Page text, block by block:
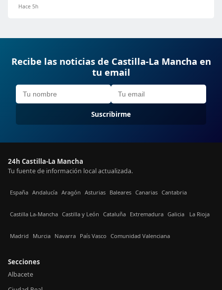
Hace 5h
Recibe las noticias de Castilla-La Mancha en
tu email
Suscribirme
24h Castilla-La Mancha
Tu fuente de información local actualizada.
España Andalucía Aragón Asturias Baleares Canarias Cantabria
Castilla La-Mancha Castilla y León Cataluña Extremadura Galicia La Rioja
Madrid Murcia Navarra País Vasco Comunidad Valenciana
Secciones
Albacete